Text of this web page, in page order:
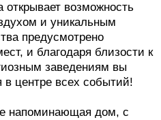
возможность
и уникальным
предусмотрено
и благодаря близости к
заведениям вы
в центре всех событий!
напоминающая дом, с